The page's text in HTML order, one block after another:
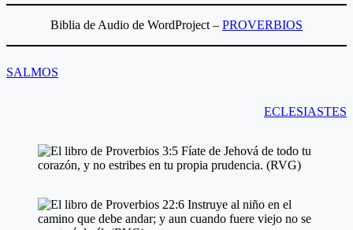
Biblia de Audio de WordProject – PROVERBIOS
SALMOS
ECLESIASTES